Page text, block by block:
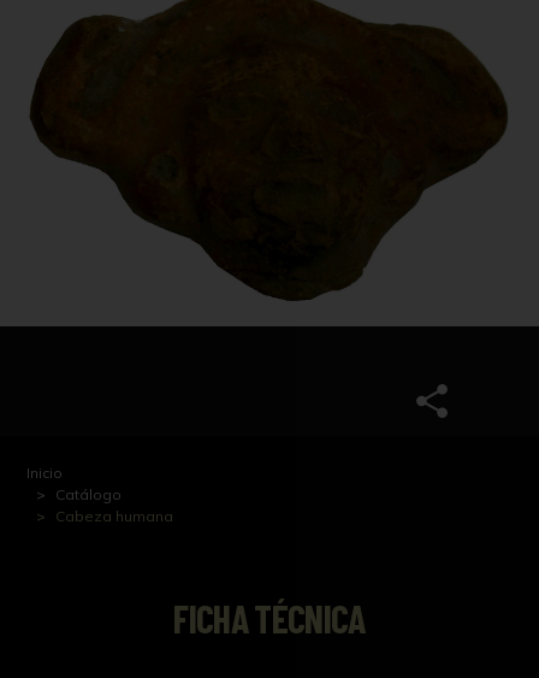
Inicio
Catálogo
Cabeza humana
FICHA TÉCNICA